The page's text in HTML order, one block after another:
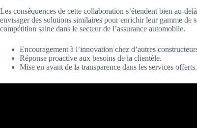
Les conséquences de cette collaboration s’étendent bien au-
envisager des solutions similaires pour enrichir leur gamme de
compétition saine dans le secteur de l’assurance automobile.
Encouragement à l’innovation chez d’autres
Réponse proactive aux besoins de la clientèle.
Mise en avant de la transparence dans les services offerts.